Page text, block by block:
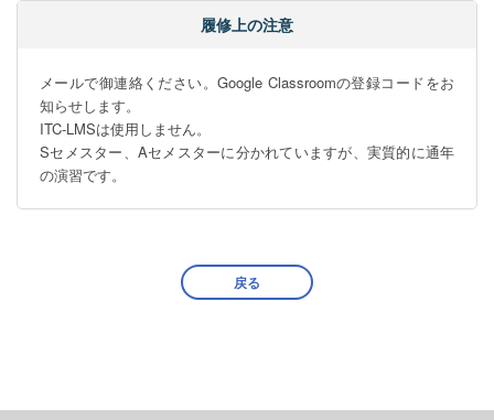
履修上の注意
メールで御連絡ください。Google Classroomの登録コードをお
知らせします。
ITC-LMSは使用しません。
Sセメスター、Aセメスターに分かれていますが、実質的に通年
の演習です。
戻る